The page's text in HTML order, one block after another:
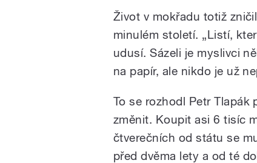
Život v mokřadu totiž
minulém století. „Listí,
udusí. Sázeli je myslivci
na papír, ale nikdo je už
To se rozhodl Petr Tlapák
změnit. Koupit asi 6 tisíc
čtverečních od státu se
před dvěma lety a od té